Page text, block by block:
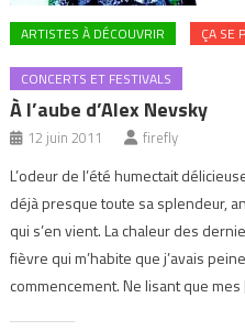
ARTISTES À DÉCOUVRIR ÇA SE
CONCERTS ET FESTIVALS
À l’aube d’Alex Nevsky
12 juin 2011 firefly
L’odeur de l’été humectait
déjà presque toute sa splendeur,
qui s’en vient. La chaleur des
fièvre qui m’habite que j’avais
commencement. Ne lisant que